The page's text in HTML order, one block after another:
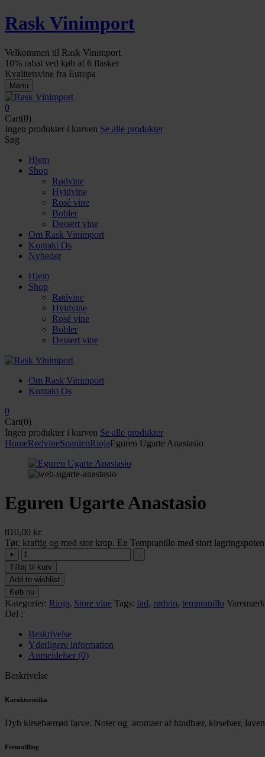
Rask Vinimport
Velkommen til Rask Vinimport
10% rabat ved køb af 6 flasker
Kvalitetsvine fra Europa
Menu
0
Cart(0)
Ingen produkter i kurven Se alle produkter
Søg
Hjem
Shop
Rødvine
Hvidvine
Rosé vine
Bobler
Dessert vine
Om Rask Vinimport
Kontakt Os
Nyheder
Hjem
Shop
Rødvine
Hvidvine
Rosé vine
Bobler
Dessert vine
Om Rask Vinimport
Kontakt Os
0
Cart(0)
Ingen produkter i kurven Se alle produkter
HomeRødvineSpanienRiojaEguren Ugarte Anastasio
Eguren Ugarte Anastasio
810,00 kr.
Tør, kraftig og med stor krop. En Tempranillo med stort
+
Eguren
Ugarte
Anastasio
antal
-
Tilføj til kurv
Add to wishlist
Køb nu
Kategorier: Rioja, Store vine Tags: fad, rødvin, tempranillo
Del :
Beskrivelse
Yderligere information
Anmeldelser (0)
Beskrivelse
Karakteristika
Dyb kirsebærrød farve. Noter og aromaer af hindbær, kirsebær,
Fremstilling